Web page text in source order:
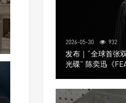
2026-05-30 932
发布｜“全球首张
光碟” 陈奕迅《